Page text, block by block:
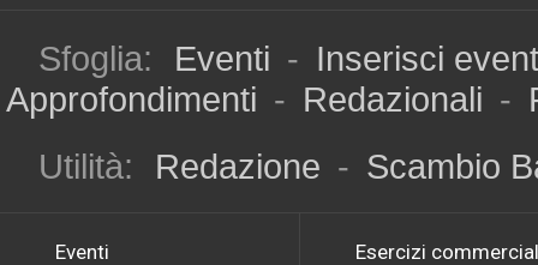
Sfoglia: Eventi - Inserisci
Approfondimenti - Redazionali -
Utilità:
Redazione - Scambio
Eventi Esercizi